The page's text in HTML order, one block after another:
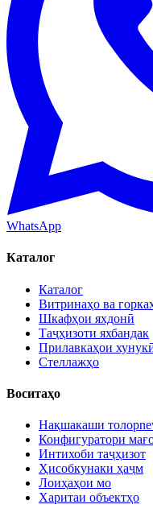
WhatsApp
Каталог
Каталог
Витринаҳо ва
Шкафҳои яхдонӣ
Таҷҳизоти яхбандак
Прилавкаҳои
Стеллажҳо
Воситаҳо
Нақшакаши толор
Конфигуратори
Интихоби таҷҳизот
Ҳисобкунаки ҳаҷм
Лоиҳаҳои мо
Харитаи объектҳо